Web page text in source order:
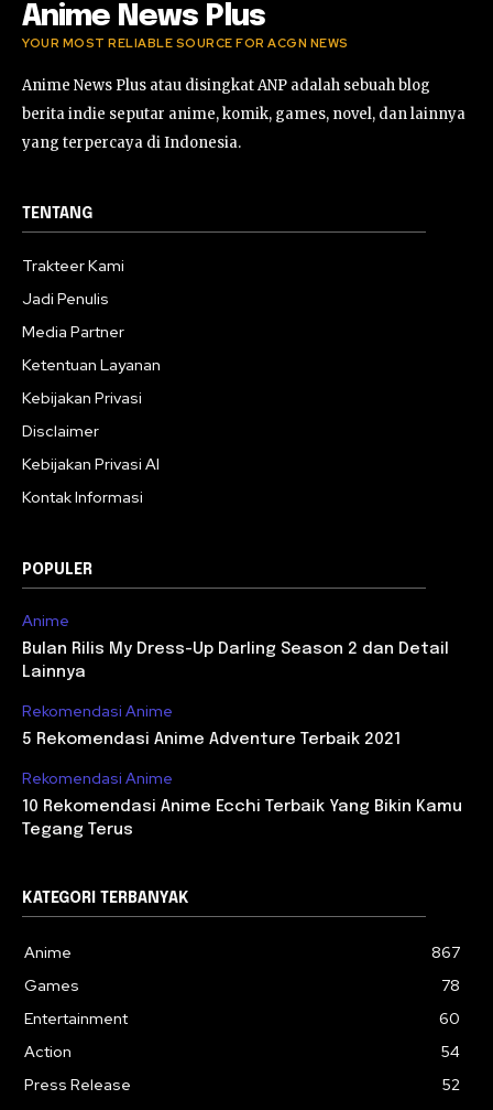
Anime News Plus
YOUR MOST RELIABLE SOURCE FOR ACGN NEWS
Anime News Plus atau disingkat ANP adalah sebuah blog
berita indie seputar anime, komik, games, novel, dan lainnya
yang terpercaya di Indonesia.
TENTANG
Trakteer Kami
Jadi Penulis
Media Partner
Ketentuan Layanan
Kebijakan Privasi
Disclaimer
Kebijakan Privasi AI
Kontak Informasi
POPULER
Anime
Bulan Rilis My Dress-Up Darling Season 2 dan Detail
Lainnya
Rekomendasi Anime
5 Rekomendasi Anime Adventure Terbaik 2021
Rekomendasi Anime
10 Rekomendasi Anime Ecchi Terbaik Yang Bikin Kamu
Tegang Terus
KATEGORI TERBANYAK
Anime
867
Games
78
Entertainment
60
Action
54
Press Release
52